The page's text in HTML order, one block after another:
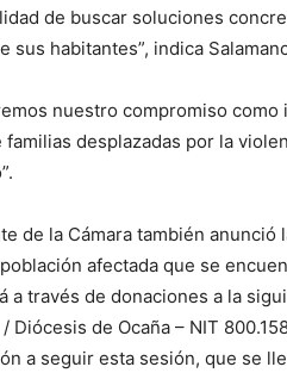
de buscar soluciones
sus habitantes”, indica
nuestro compromiso
familias desplazadas por la
de la Cámara también
afectada que se
a través de donaciones a la
Diócesis de Ocaña – NIT
a seguir esta sesión, que se